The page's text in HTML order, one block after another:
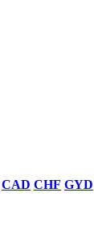
CAD CHF GYD